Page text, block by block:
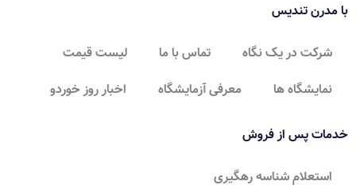
با مدرن تندیس
شرکت در یک نگاه تماس با ما
لیست قیمت
نمایشگاه ها
معرفی آزمایشگاه اخبار روز خوردو
خدمات پس از فروش
استعلام شناسه رهگیری